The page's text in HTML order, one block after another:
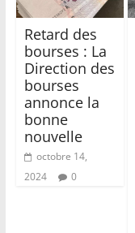
Retard des
bourses : La
Direction des
bourses
annonce la
bonne
nouvelle
octobre 14,
2024
0